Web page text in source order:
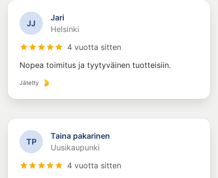
JJ
Jari
Helsinki
4 vuotta sitten
Nopea toimitus ja tyytyväinen tuotteisiin.
Jätetty
TP
Taina pakarinen
Uusikaupunki
4 vuotta sitten